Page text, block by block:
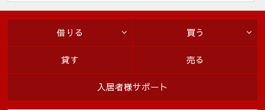
に関連する業務
〔上記お客様情報の管理責任者〕
・株式会社別大興産
５．本人が個人情報を与えることの任意性及び当該情報を与え
なかった場合に本人に生じる結果
取引の相手方との契約書等で個人情報を利用（1項(1)～(9)）させ
借りる 買う
貸す 売る
入居者様サポート